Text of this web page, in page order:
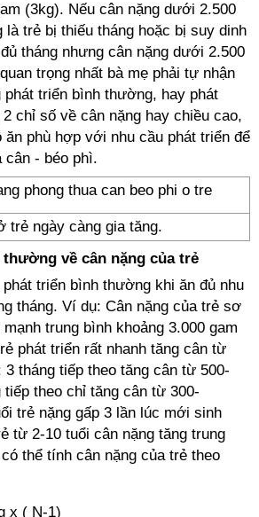
(3kg). Nếu cân nặng dưới 2.500
trẻ bị thiếu tháng hoặc bị suy dinh
tháng nhưng cân nặng dưới 2.500
trọng nhất bà mẹ phải tự nhận
phát triển bình thường, hay phát
chỉ số về cân nặng hay chiều cao,
phù hợp với nhu cầu phát triển để
- béo phì.
trẻ ngày càng gia tăng.
thường về cân nặng của trẻ
triển bình thường khi ăn đủ nhu
tháng. Ví dụ: Cân nặng của trẻ sơ
trung bình khoảng 3.000 gam
phát triển rất nhanh tăng cân từ
3 tháng tiếp theo tăng cân từ 500-
tiếp theo chỉ tăng cân từ 300-
trẻ nặng gấp 3 lần lúc mới sinh
từ 2-10 tuổi cân nặng tăng trung
thể tính cân nặng của trẻ theo
x ( N-1)